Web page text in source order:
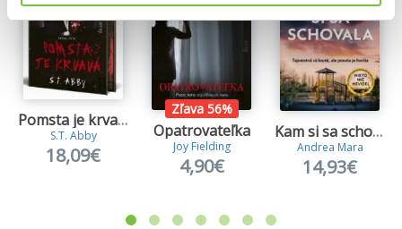
Pomsta je krvavá (Kniha prvá)
S.T. Abby
18,09€
Zľava 56%
Opatrovateľka
Joy Fielding
4,90€
Kam si sa schovala
Andrea Mara
14,93€